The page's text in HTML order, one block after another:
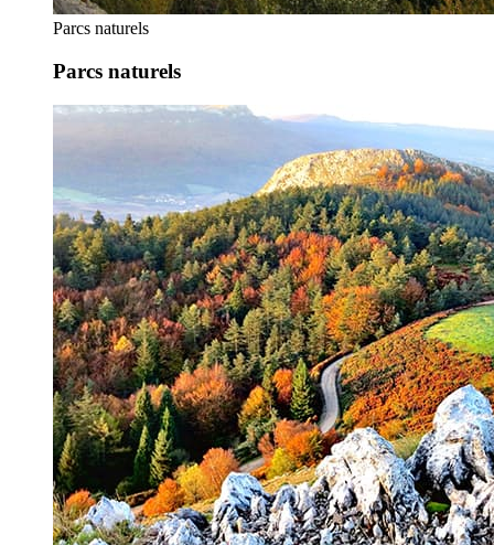
Parcs naturels
Parcs naturels